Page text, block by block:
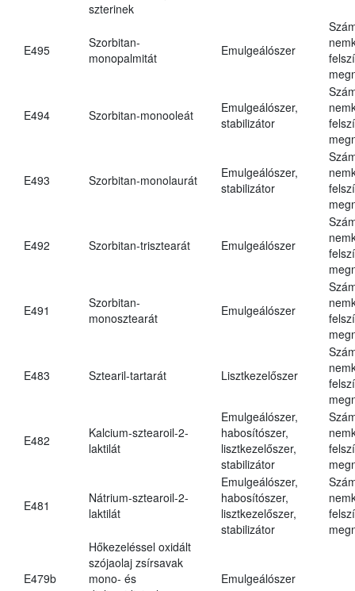
szterinek
E495
Szorbitan-
monopalmitát
Emulgeálószer
E494 Szorbitan-monooleát
Emulgeálószer,
stabilizátor
E493 Szorbitan-monolaurát
Emulgeálószer,
stabilizátor
E492 Szorbitan-trisztearát Emulgeálószer
E491
Szorbitan-
monosztearát
Emulgeálószer
E483 Sztearil-tartarát Lisztkezelőszer
E482
Kalcium-sztearoil-2-
laktilát
Emulgeálószer,
habosítószer,
lisztkezelőszer,
stabilizátor
E481
Nátrium-sztearoil-2-
laktilát
Emulgeálószer,
habosítószer,
lisztkezelőszer,
stabilizátor
E479b
Hőkezeléssel oxidált
szójaolaj zsírsavak
mono- és
Emulgeálószer